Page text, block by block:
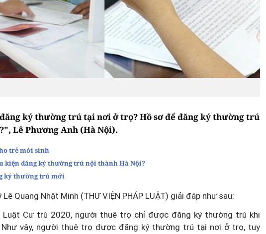
ký thường trú tại nơi ở trọ? Hồ sơ để đăng ký thường trú
Lê Phương Anh (Hà Nội).
trẻ mới sinh
kiện đăng ký thường trú nội thành Hà Nội?
ký thường trú mới
Quang Nhật Minh (THƯ VIỆN PHÁP LUẬT) giải đáp như sau:
Cư trú 2020, người thuê trọ chỉ được đăng ký thường trú khi
vậy, người thuê trọ được đăng ký thường trú tại nơi ở trọ, tuy